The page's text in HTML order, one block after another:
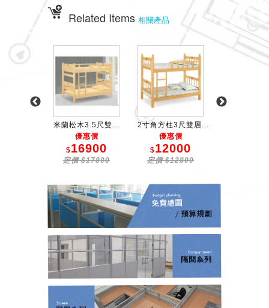
Related Items 相關產品
米蘭松木3.5尺雙...
優惠價
$16900
定價 $17800
2寸角方柱3尺雙層...
優惠價
$12000
定價 $12800